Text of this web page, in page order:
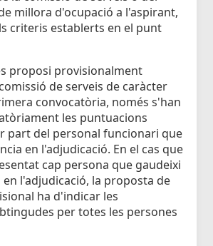
millora d'ocupació a l'aspirant,
criteris establerts en el punt
proposi provisionalment
de serveis de caràcter
convocatòria, només s'han
les puntuacions
part del personal funcionari que
en l'adjudicació. En el cas que
cap persona que gaudeixi
l'adjudicació, la proposta de
ha d'indicar les
per totes les persones